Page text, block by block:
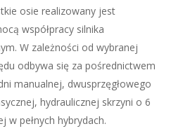
osie realizowany jest
współpracy silnika
W zależności od wybranej
odbywa się za pośrednictwem
manualnej, dwusprzęgłowego
hydraulicznej skrzyni o 6
w pełnych hybrydach.